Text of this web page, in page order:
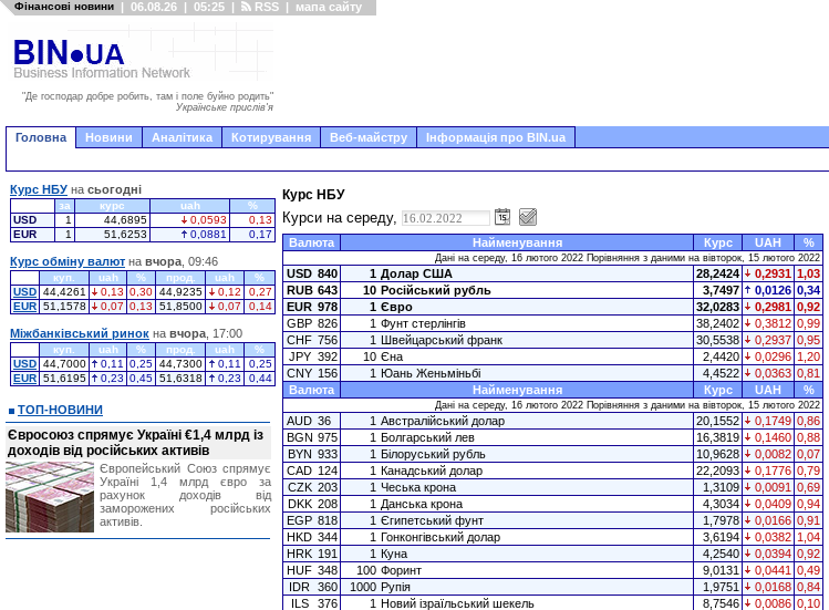
Фінансові новини | 06.08.26 | 05:25 | RSS | мапа сайту
"Де господар добре робить, там і поле буйно родить"
Українське прислів'я
Головна Новини Аналітика Котирування Веб-майстру Інформація про BIN.ua
Курс НБУ
Курси на середу,
Валюта Найменування Курс UAH %
Дані на середу, 16 лютого 2022 Порівняння з даними на вівторок, 15 лютого 2022
USD 840 1 Долар США 28,2424 0,2931 1,03
RUB 643 10 Російський рубль 3,7497 0,0126 0,34
EUR 978 1 Євро 32,0283 0,2981 0,92
GBP 826 1 Фунт стерлінгів 38,2402 0,3812 0,99
CHF 756 1 Швейцарський франк 30,5538 0,2937 0,95
JPY 392 10 Єна 2,4420 0,0296 1,20
CNY 156 1 Юань Женьміньбі 4,4522 0,0363 0,81
Валюта
Найменування Курс UAH %
Дані на середу, 16 лютого 2022 Порівняння з даними на вівторок, 15 лютого 2022
AUD 36 1 Австралійський долар 20,1552 0,1749 0,86
BGN 975 1 Болгарський лев 16,3819 0,1460 0,88
BYN 933 1 Білоруський рубль 10,9628 0,0082 0,07
CAD 124 1 Канадський долар 22,2093 0,1776 0,79
CZK 203 1 Чеська крона 1,3109 0,0091 0,69
DKK 208 1 Данська крона 4,3034 0,0409 0,94
EGP 818 1 Єгипетський фунт 1,7978 0,0166 0,91
HKD 344 1 Гонконгівський долар 3,6194 0,0382 1,04
HRK 191 1 Куна 4,2540 0,0394 0,92
HUF 348 100 Форинт 9,0131 0,0441 0,49
IDR 360 1000 Рупія 1,9751 0,0168 0,84
ILS
376 1 Новий ізраїльський шекель 8,7546 0,0086 0,10
Курс НБУ на сьогодні
за курс uah
%
USD
1 44,6895 0,0593
0,13
EUR
1 51,6253 0,0881 0,17
Курс обміну валют на вчора , 09:46
куп. uah % прод. uah
%
USD 44,4261 0,13 0,30 44,9235 0,12
0,27
EUR 51,1578 0,07 0,13 51,8500 0,07 0,14
Міжбанківський ринок на вчора , 17:00
куп. uah % прод. uah
%
USD 44,7000 0,11 0,25 44,7300 0,11
0,25
EUR 51,6195 0,23 0,45 51,6318 0,23 0,44
ТОП-НОВИНИ
Євросоюз спрямує Україні €1,4 млрд із
доходів від російських активів
Європейський Союз спрямує
Україні 1,4 млрд євро за
рахунок доходів від
заморожених російських
активів.